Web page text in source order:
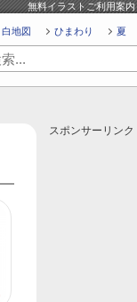
無料イラストご利用案内
白地図 ひまわり 夏
スポンサーリンク